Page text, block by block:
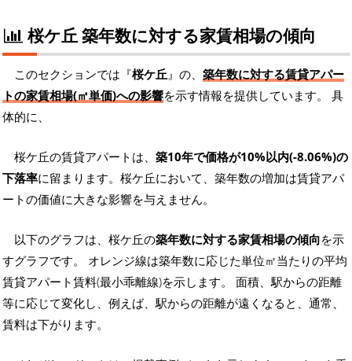
桜ケ丘 築年数に対する家賃相場の傾向
このセクションでは『桜ケ丘』の、 築年数に対する賃貸アパー
トの家賃相場(㎡単価)への影響を示す情報を提供しています。 具
体的に、
桜ケ丘の賃貸アパートは、 築10年で価格が10%以内(-8.06%)の
下落率に留まります。桜ケ丘において、築年数の増加は賃貸アパ
ートの価値に大きな影響を与えません。
以下のグラフは、桜ケ丘の築年数に対する家賃相場の傾向を示
すグラフです。 オレンジ線は築年数に応じた単位㎡当たりの平均
賃貸アパート賃料(最小乖離線)を示します。 面積、駅からの距離
等に応じて変化し、例えば、駅からの距離が遠くなると、通常、
賃料は下がります。